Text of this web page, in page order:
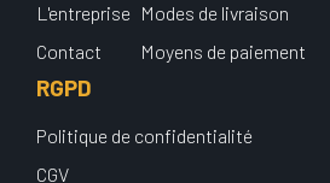
L'entreprise
Contact
Modes de livraison
Moyens de paiement
RGPD
Politique de confidentialité
CGV